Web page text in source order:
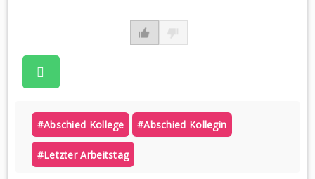
#abschied Kollege #abschied Kollegin
#letzter Arbeitstag